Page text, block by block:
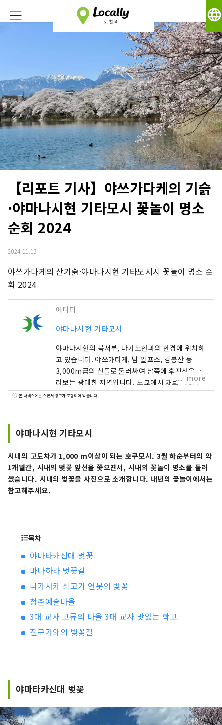
language
【리포트 기사】야쓰가다케의 기슭
·야마나시현 기타모시 꽃놀이 명소
순회 2024
2024.11.13
야쓰가다케의 산기슭·야마나시현 기타모시시 꽃놀이 명소 순
회 2024
에디터
야마나시현 기타모시
야마나시현의 북서부, 나가노현과의 현경에 위치하
고 있습니다. 야쓰가타케, 남 알프스, 김봉산 등
3,000m급의 산들로 둘러싸여 남쪽에 후지산을 바
라보는 광대한 지역입니다. 도쿄에서 차로 약 2시
간, 후지산에서 차로 약 1시간, 마츠모토에서 차로
라고도 알려져 있으며, 일본 명수 백선에는 3곳이
선택되어 있습니다. 이 풍부한 물의 은혜는 천연수
로서 사랑받고, 미네랄 워터는 일본 유수의 생산량
을 자랑하고 있습니다. 깨끗한 물에서 술도 생산되
고, 아름다운 자연 경관과 풍부한 음식을 즐길 수 있
습니다.
more
본 서비스에는 스폰서 광고가 포함되어 있습니다.
야마나시현 기타모시
시내의 고도차가 1,000 m이상이 되는 호쿠모시. 3월 하순부터의 약
1개월간, 시내의 벚꽃 앞선을 쫓으면서, 시내의 꽃놀이 명소를 둘러
쌌습니다. 시내의 벚꽃을 사진으로 소개합니다. 내년의 꽃놀이에서는
참고해주세요.
목차
야마타카신대 벚꽃
마나하라 벚꽃길
나가사카 쇠고기 연못의 벚꽃
청춘예술마을
3대 교사 교류의 마을 3대 교사 맛있는 학교
진구가와의 벚꽃길
야마타카신대 벚꽃